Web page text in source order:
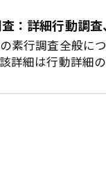
：詳細行動調
素行調査全般に
詳細は行動詳細